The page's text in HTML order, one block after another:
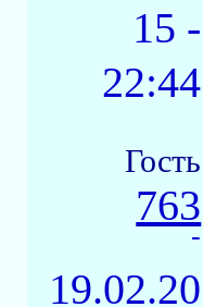
15 -
22:44
Гость
763
-
19.02.20